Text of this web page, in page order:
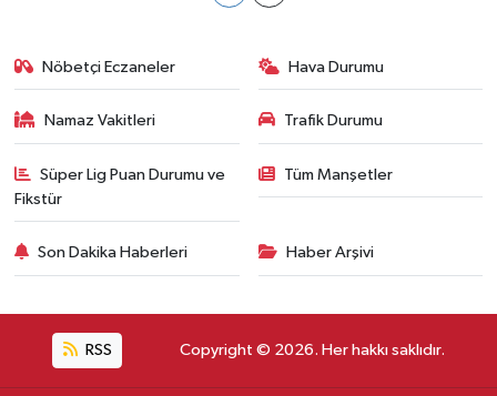
Nöbetçi Eczaneler Hava Durumu
Namaz Vakitleri Trafik Durumu
Süper Lig Puan Durumu ve
Fikstür
Tüm Manşetler
Son Dakika Haberleri Haber Arşivi
RSS Copyright © 2026. Her hakkı saklıdır.